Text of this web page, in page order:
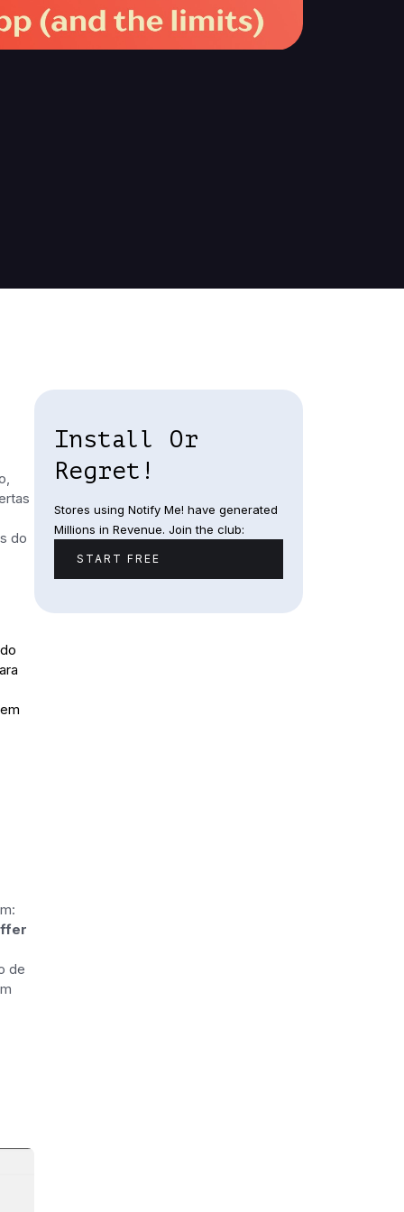
do
de
Install Or
Regret!
Stores using Notify Me! have generated
Millions in Revenue. Join the club:
START FREE